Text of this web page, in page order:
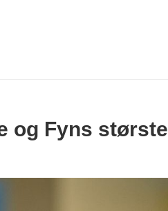
og Fyns største